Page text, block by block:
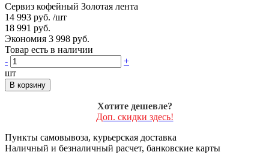
Сервиз кофейный Золотая лента
14 993 руб. /шт
18 991 руб.
Экономия 3 998 руб.
Товар есть в наличии
-
+
шт
В корзину
Хотите дешевле?
Доп. скидки здесь!
Пункты самовывоза, курьерская доставка
Наличный и безналичный расчет, банковские карты